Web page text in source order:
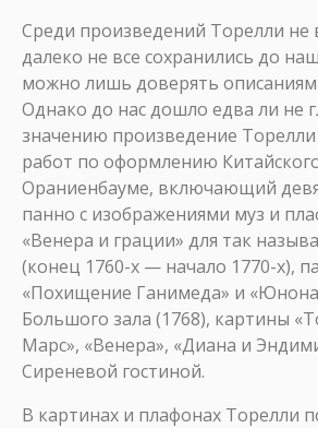
Среди произведений Торелли не
далеко не все сохранились до
можно лишь доверять описаниям
Однако до нас дошло едва ли не
значению произведение
работ по оформлению
Ораниенбауме, включающий
панно с изображениями муз и
«Венера и грации» для так
(конец 1760-х — начало 1770-х),
«Похищение Ганимеда» и «Юнона
Большого зала (1768), картины
Марс», «Венера», «Диана и
Сиреневой гостиной.
В картинах и плафонах Торелли